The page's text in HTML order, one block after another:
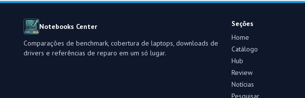
Notebooks Center
Comparações de benchmark, cobertura de laptops, downloads de
drivers e referências de reparo em um só lugar.
Seções
Home
Catálogo
Hub
Review
Notícias
Pesquisar